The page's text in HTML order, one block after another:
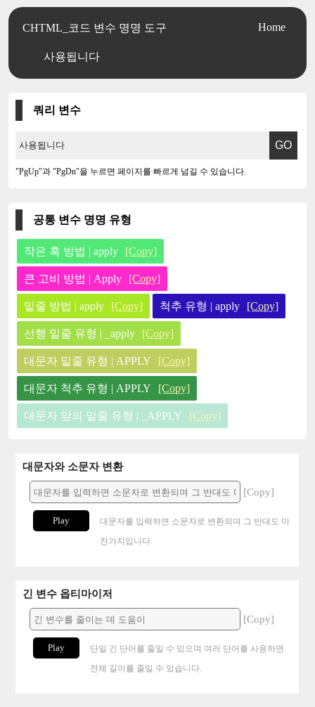
CHTML_코드 변수 명명 도구
사용됩니다
Home
쿼리 변수
"PgUp"과 "PgDn"을 누르면 페이지를 빠르게 넘길 수 있습니다.
공통 변수 명명 유형
작은 혹 방법 | apply [Copy]
큰 고비 방법 | Apply [Copy]
밑줄 방법 | apply [Copy] 척추 유형 | apply [Copy]
선행 밑줄 유형 | _apply [Copy]
대문자 밑줄 유형 | APPLY [Copy]
대문자 척추 유형 | APPLY [Copy]
대문자 앞의 밑줄 유형 | _APPLY [Copy]
대문자와 소문자 변환
[Copy]
Play
대문자를 입력하면 소문자로 변환되며 그 반대도 마
찬가지입니다.
긴 변수 옵티마이저
[Copy]
Play
단일 긴 단어를 줄일 수 있으며 여러 단어를 사용하면
전체 길이를 줄일 수 있습니다.